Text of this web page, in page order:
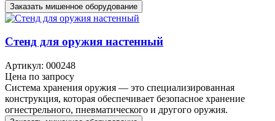
Заказать мишенное оборудование
Стенд для оружия настенный
Артикул: 000248
Цена по запросу
Система хранения оружия — это специализированная
конструкция, которая обеспечивает безопасное хранение
огнестрельного, пневматического и другого оружия.